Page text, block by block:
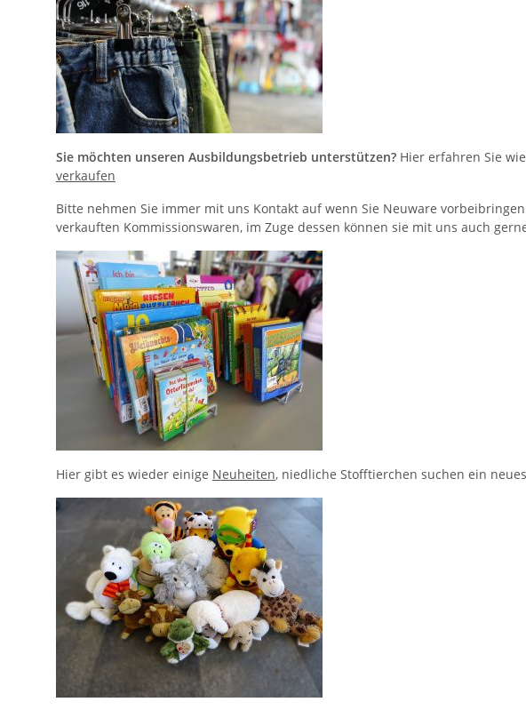
Sie möchten unseren Ausbildungsbetrieb unterstützen? Hier erfahren Sie
verkaufen
Bitte nehmen Sie immer mit uns Kontakt auf wenn Sie Neuware
verkauften Kommissionswaren, im Zuge dessen können sie mit uns auch
Hier gibt es wieder einige Neuheiten, niedliche Stofftierchen suchen ein